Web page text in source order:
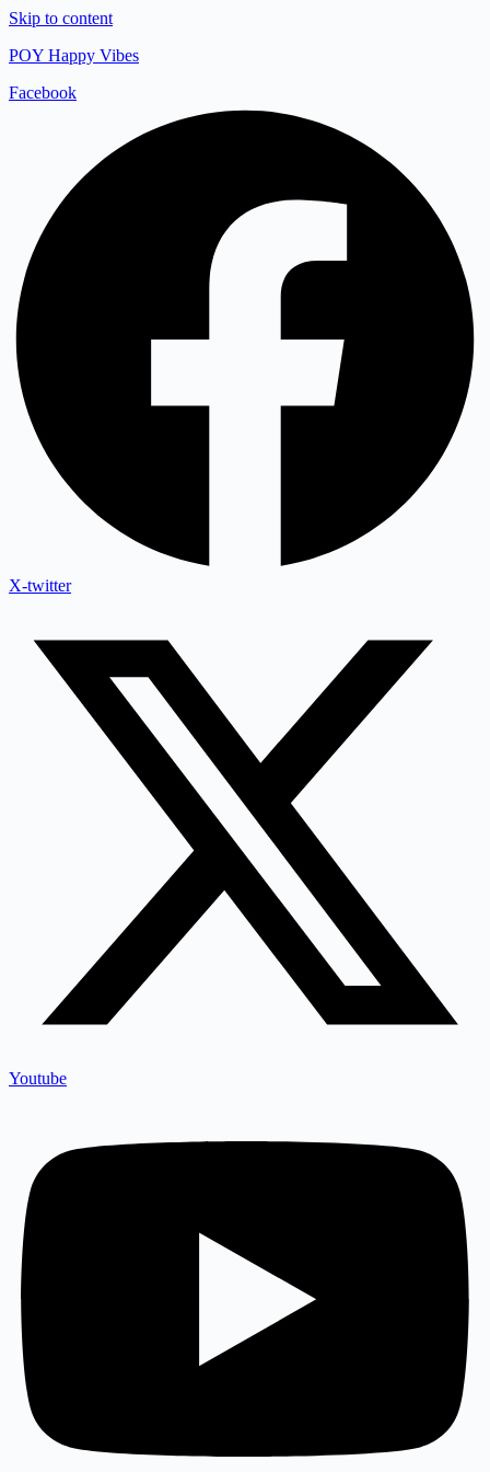
Skip to content
POY Happy Vibes
Facebook
X-twitter
Youtube